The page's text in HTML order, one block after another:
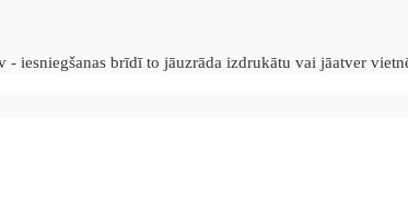
iesniegšanas brīdī to jāuzrāda izdrukātu vai jāatver